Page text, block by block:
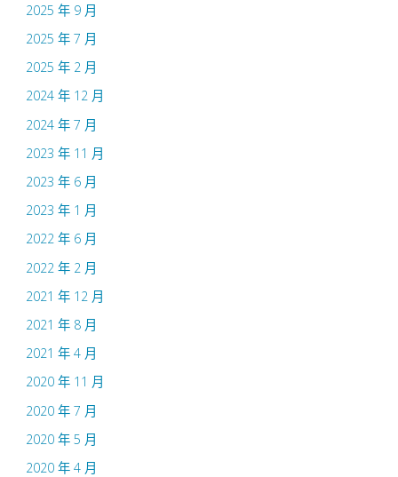
2025 年 9 月
2025 年 7 月
2025 年 2 月
2024 年 12 月
2024 年 7 月
2023 年 11 月
2023 年 6 月
2023 年 1 月
2022 年 6 月
2022 年 2 月
2021 年 12 月
2021 年 8 月
2021 年 4 月
2020 年 11 月
2020 年 7 月
2020 年 5 月
2020 年 4 月